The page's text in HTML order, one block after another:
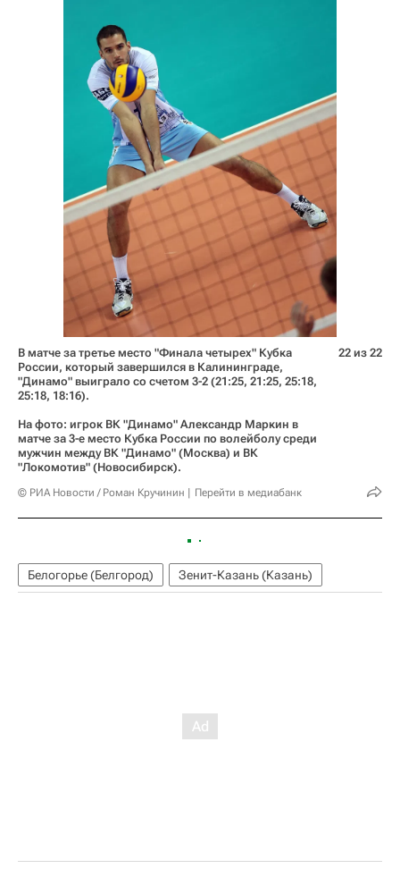
В матче за третье место "Финала четырех" Кубка
России, который завершился в Калининграде,
"Динамо" выиграло со счетом 3-2 (21:25, 21:25, 25:18,
25:18, 18:16).
На фото: игрок ВК "Динамо" Александр Маркин в
матче за 3-е место Кубка России по волейболу среди
мужчин между ВК "Динамо" (Москва) и ВК
"Локомотив" (Новосибирск).
© РИА Новости / Роман Кручинин Перейти в медиабанк
22 из 22
Белогорье (Белгород) Зенит-Казань (Казань)